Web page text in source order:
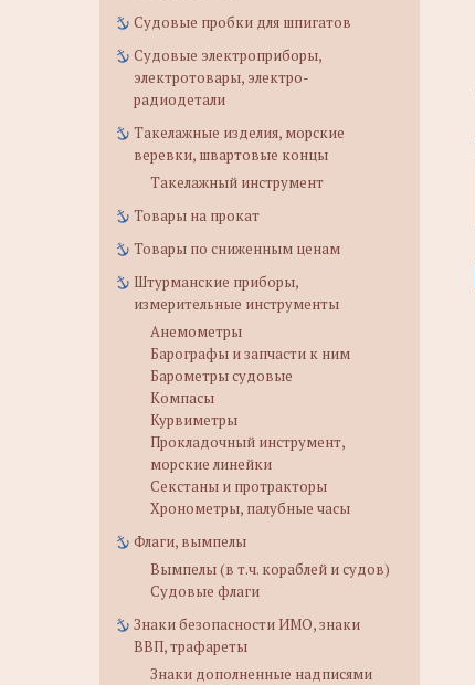
Судовые пробки для шпигатов
Судовые электроприборы,
электротовары, электро-
радиодетали
Такелажные изделия, морские
веревки, швартовые концы
Такелажный инструмент
Товары на прокат
Товары по сниженным ценам
Штурманские приборы,
измерительные инструменты
Анемометры
Барографы и запчасти к ним
Барометры судовые
Компасы
Курвиметры
Прокладочный инструмент,
морские линейки
Секстаны и протракторы
Хронометры, палубные часы
Флаги, вымпелы
Вымпелы (в т.ч. кораблей и судов)
Судовые флаги
Знаки безопасности ИМО, знаки
ВВП, трафареты
Знаки дополненные надписями